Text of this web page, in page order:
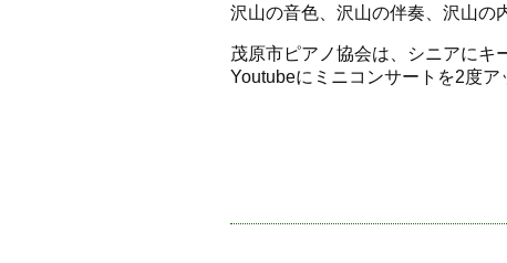
沢山の音色、沢山の伴奏、沢山の
茂原市ピアノ協会は、シニアにキ
Youtubeにミニコンサートを2度ア